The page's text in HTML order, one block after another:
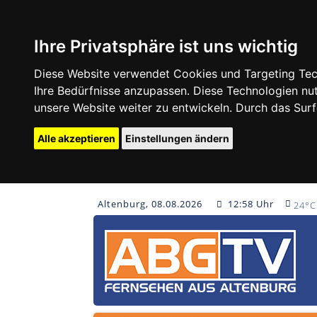
Ihre Privatsphäre ist uns wichtig
Diese Website verwendet Cookies und Targeting
Ihre Bedürfnisse anzupassen. Diese Technologien
unsere Website weiter zu entwickeln. Durch das
Alle akzeptieren Einstellungen ändern
Altenburg, 08.08.2026 12:58 Uhr 24°C